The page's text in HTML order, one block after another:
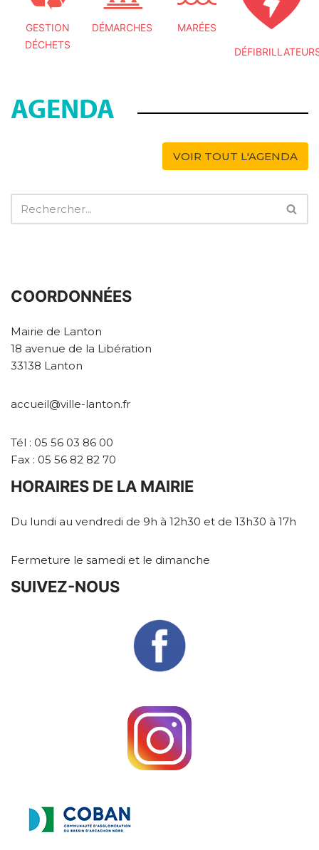
GESTION
DÉCHETS
DÉMARCHES MARÉES
AGENDA
VOIR TOUT L'AGENDA
COORDONNÉES
Mairie de Lanton
18 avenue de la Libération
33138 Lanton
accueil@ville-lanton.fr
Tél : 05 56 03 86 00
Fax : 05 56 82 82 70
HORAIRES DE LA MAIRIE
Du lundi au vendredi de 9h à 12h30 et de 13h30 à 17h
Fermeture le samedi et le dimanche
SUIVEZ-NOUS